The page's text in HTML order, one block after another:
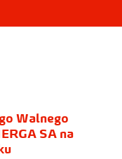
Walnego
SA na